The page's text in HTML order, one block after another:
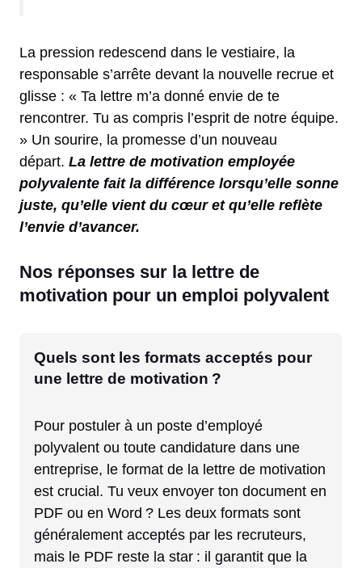
La pression redescend dans le vestiaire, la
responsable s’arrête devant la nouvelle recrue et
glisse : « Ta lettre m’a donné envie de te
rencontrer. Tu as compris l’esprit de notre équipe.
» Un sourire, la promesse d’un nouveau
départ. La lettre de motivation employée
polyvalente fait la différence lorsqu’elle sonne
juste, qu’elle vient du cœur et qu’elle reflète
l’envie d’avancer.
Nos réponses sur la lettre de
motivation pour un emploi polyvalent
Quels sont les formats acceptés pour
une lettre de motivation ?
Pour postuler à un poste d’employé
polyvalent ou toute candidature dans une
entreprise, le format de la lettre de motivation
est crucial. Tu veux envoyer ton document en
PDF ou en Word ? Les deux formats sont
généralement acceptés par les recruteurs,
mais le PDF reste la star : il garantit que la